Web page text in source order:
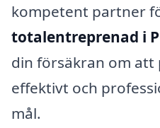
kompetent partner
totalentreprenad i
din försäkran om
effektivt och
mål.